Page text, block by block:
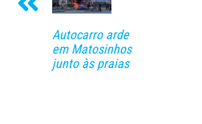
Autocarro arde
em Matosinhos
junto às praias